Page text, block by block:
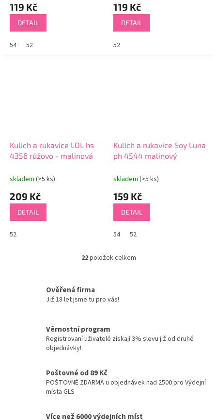
119 Kč
DETAIL
54 52
119 Kč
DETAIL
52
Kulich a rukavice LOL hs
4356 růžovo - malinová
skladem (>5 ks)
209 Kč
DETAIL
52
Kulich a rukavice Soy Luna
ph 4544 malinový
skladem (>5 ks)
159 Kč
DETAIL
54 52
O
d
í
p
v
22položek celkem
Ověřená firma
Již 18 let jsme tu pro vás!
Věrnostní program
Registrovaní uživatelé získají 3% slevu již od druhé
objednávky!
Poštovné od 89 Kč
POŠTOVNÉ ZDARMA u objednávek nad 2500 pro Výdejní
místa GLS
Více než 6000 výdejních míst